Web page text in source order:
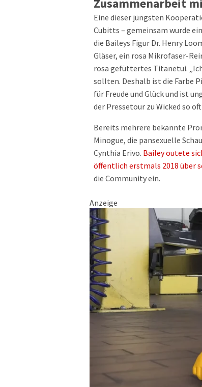
Zusammenarbeit
Eine dieser jüngsten
Cubitts – gemeinsam wurde
die Baileys Figur Dr. Henry
Gläser, ein rosa Mikrofaser-
rosa gefüttertes Titanetui.
sollten. Deshalb ist die Farbe
für Freude und Glück und ist
der Pressetour zu Wicked so
Bereits mehrere bekannte
Minogue, die pansexuelle
Cynthia Erivo. Bailey outete
öffentlich erstmals 2018 über
die Community ein.
Anzeige